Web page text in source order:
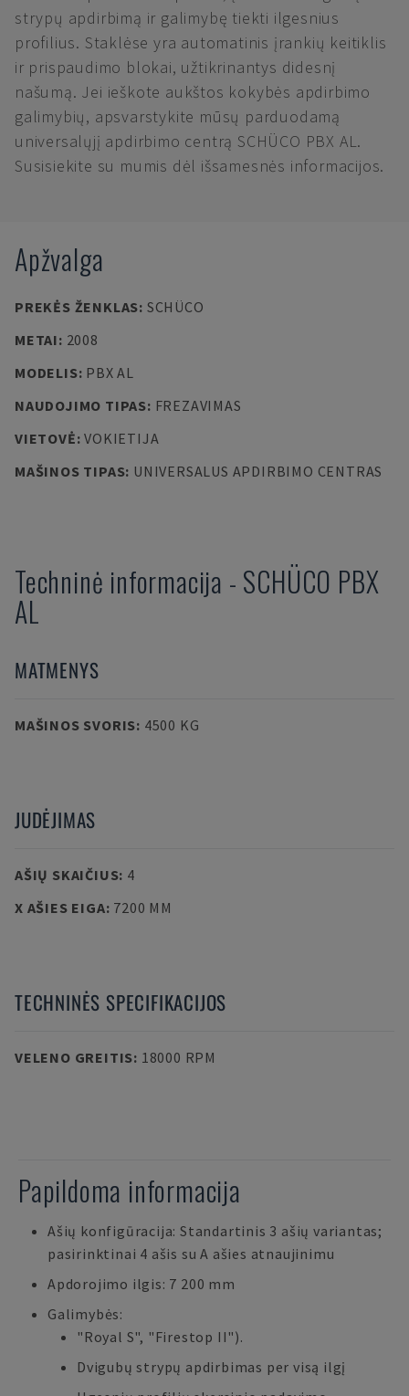
strypų apdirbimą ir galimybę tiekti ilgesnius
profilius. Staklėse yra automatinis įrankių keitiklis
ir prispaudimo blokai, užtikrinantys didesnį
našumą. Jei ieškote aukštos kokybės apdirbimo
galimybių, apsvarstykite mūsų parduodamą
universalųjį apdirbimo centrą SCHÜCO PBX AL.
Susisiekite su mumis dėl išsamesnės informacijos.
Apžvalga
PREKĖS ŽENKLAS: SCHÜCO
METAI: 2008
MODELIS: PBX AL
NAUDOJIMO TIPAS: FREZAVIMAS
VIETOVĖ:VOKIETIJA
MAŠINOS TIPAS: UNIVERSALUS APDIRBIMO CENTRAS
Techninė informacija - SCHÜCO PBX
AL
MATMENYS
MAŠINOS SVORIS: 4500 KG
JUDĖJIMAS
AŠIŲ SKAIČIUS: 4
X AŠIES EIGA: 7200 MM
TECHNINĖS SPECIFIKACIJOS
VELENO GREITIS: 18000 RPM
Papildoma informacija
Ašių konfigūracija: Standartinis 3 ašių variantas;
pasirinktinai 4 ašis su A ašies atnaujinimu
Apdorojimo ilgis: 7 200 mm
Galimybės:
"Royal S", "Firestop II").
Dvigubų strypų apdirbimas per visą ilgį